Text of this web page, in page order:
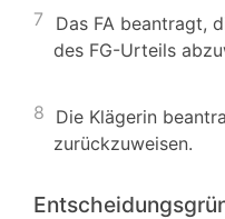
7
Das FA beantragt,
des FG-Urteils
8 Die Klägerin
zurückzuweisen.